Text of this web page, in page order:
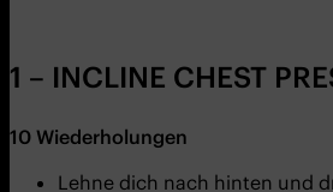
1 – INCLINE CHEST
10 Wiederholungen
Lehne dich nach hinten und